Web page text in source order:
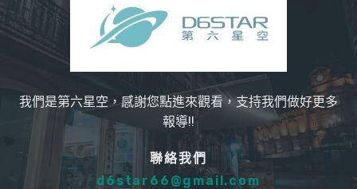
我們是第六星空，感謝您點進來觀看，支持我們做好更多
報導!!
聯絡我們
d6star66@gmail.com